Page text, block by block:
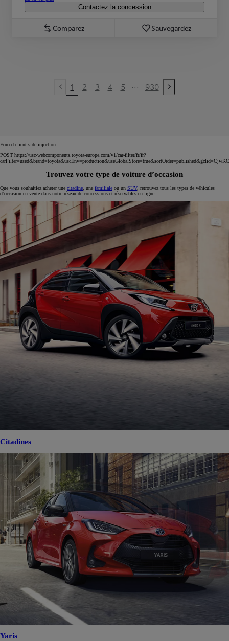
Contactez la concession
Comparez Sauvegardez
Previous page
1 2 3 4 5 ... 930
Next page
Forced client side injection
POST https://usc-webcomponents.toyota-europe.com/v1/car-filter/fr/fr?
Trouvez votre type de voiture d’occasion
Que vous souhaitiez acheter une citadine , une familiale ou un SUV, retrouvez tous les types de véhicules
d’occasion en vente dans notre réseau de concessions et réservables en ligne.
Citadines
Yaris